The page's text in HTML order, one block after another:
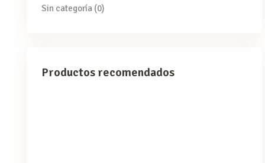
Sin categoría (0)
Productos recomendados